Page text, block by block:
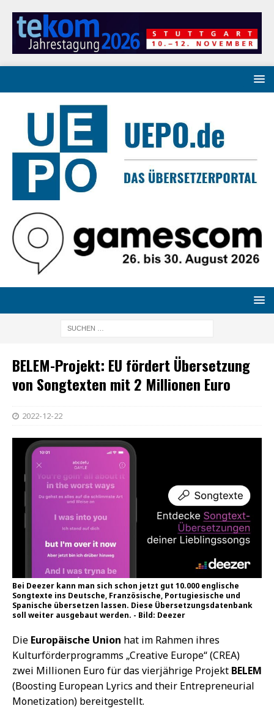
BELEM-Projekt: EU fördert Übersetzung
von Songtexten mit 2 Millionen Euro
2022-12-22
Bei Deezer kann man sich schon jetzt gut 10.000 englische
Songtexte ins Deutsche, Französische, Portugiesische und
Spanische übersetzen lassen. Diese Übersetzungsdatenbank
soll weiter ausgebaut werden. - Bild: Deezer
Die Europäische Union hat im Rahmen ihres
Kulturförderprogramms „Creative Europe“ (CREA)
zwei Millionen Euro für das vierjährige Projekt BELEM
(Boosting European Lyrics and their Entrepreneurial
Monetization) bereitgestellt.